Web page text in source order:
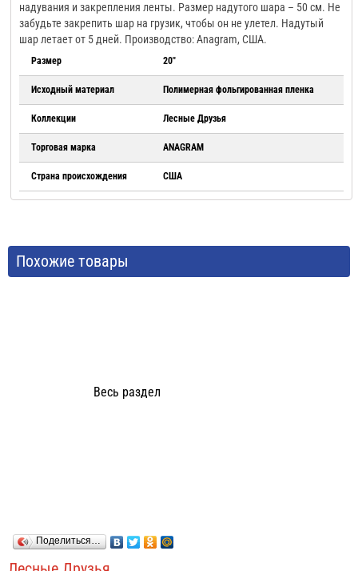
надувания и закрепления ленты. Размер надутого шара – 50 см. Не
забудьте закрепить шар на грузик, чтобы он не улетел. Надутый
шар летает от 5 дней. Производство: Anagram, США.
Размер 20"
Исходный материал Полимерная фольгированная пленка
Коллекции Лесные Друзья
Торговая марка ANAGRAM
Страна происхождения США
Похожие товары
Весь раздел
Поделиться…